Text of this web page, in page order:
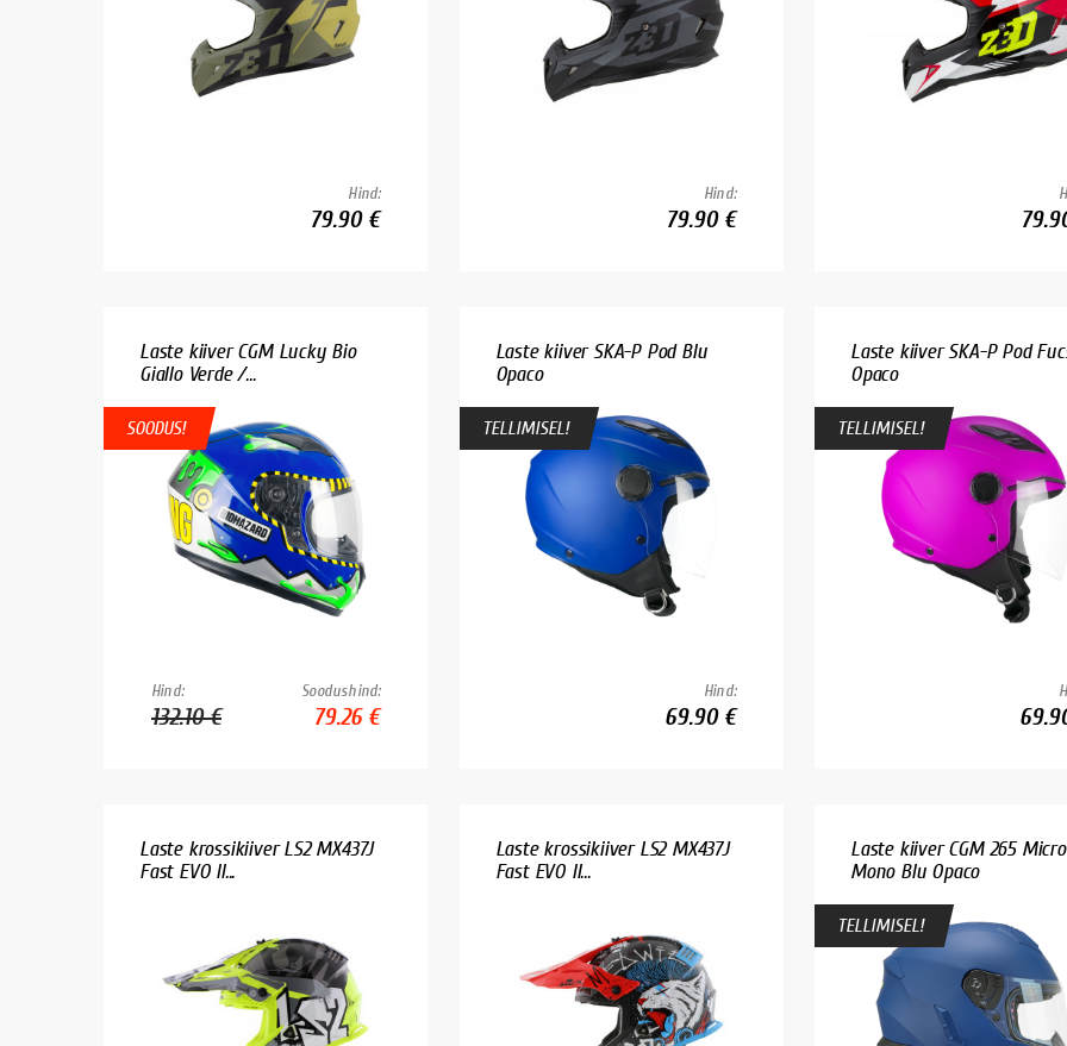
Hind:
79.90 €
Hind:
79.90 €
Laste kiiver CGM Lucky Bio
Giallo Verde /...
SOODUS!
Hind:
132.10 €
Soodushind:
79.26 €
Laste kiiver SKA-P Pod Blu
Opaco
TELLIMISEL!
Hind:
69.90 €
Laste kiiver SKA-P Pod
Opaco
TELLIMISEL!
Laste krossikiiver LS2 MX437J
Fast EVO II...
Laste krossikiiver LS2 MX437J
Fast EVO II...
Laste kiiver CGM 265 Micro
Mono Blu Opaco
TELLIMISEL!